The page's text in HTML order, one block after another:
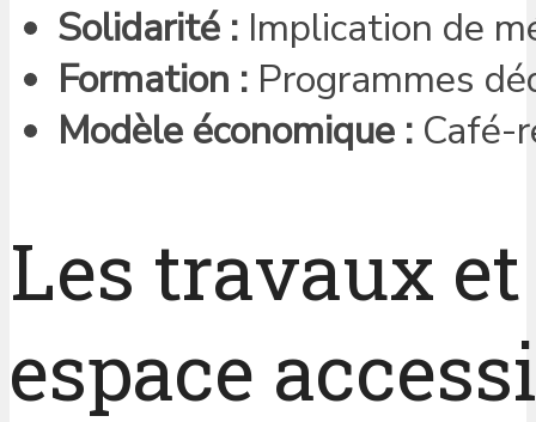
Solidarité : Implication de
Formation : Programmes
Modèle économique : Café-
Les travaux
espace